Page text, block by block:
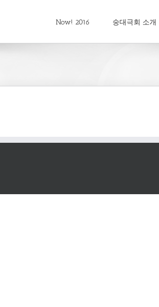
Now! 2016 숭대극회 소개